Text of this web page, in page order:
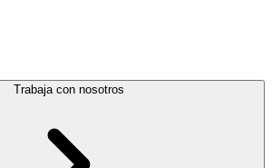
Trabaja con nosotros